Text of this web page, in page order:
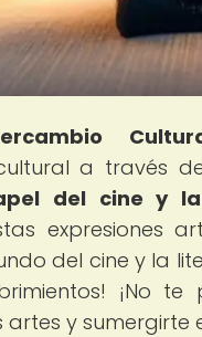
a través
del cine y
expresiones
del cine y la
¡No
artes y